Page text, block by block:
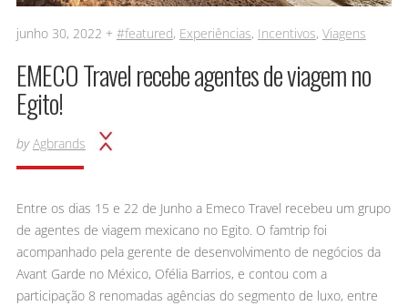
junho 30, 2022 + #featured, Experiências, Incentivos, Viagens
EMECO Travel recebe agentes de viagem no
Egito!
by Agbrands
Entre os dias 15 e 22 de Junho a Emeco Travel recebeu um grupo
de agentes de viagem mexicano no Egito. O famtrip foi
acompanhado pela gerente de desenvolvimento de negócios da
Avant Garde no México, Ofélia Barrios, e contou com a
participação 8 renomadas agências do segmento de luxo, entre